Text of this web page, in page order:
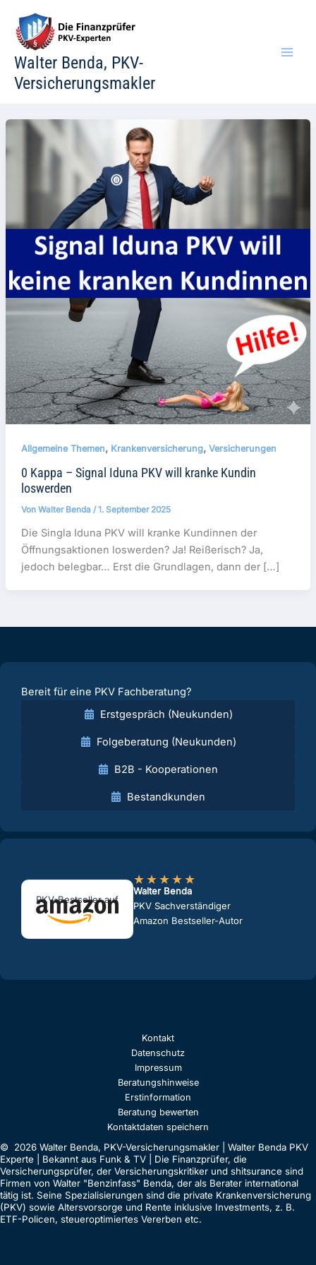
Inhalt
springen
Walter Benda, PKV-
Versicherungsmakler
Allgemeine Themen, Krankenversicherung, Versicherungen
0 Kappa – Signal Iduna PKV will kranke Kundin
loswerden
Von Walter Benda /1. September 2025
Die Singla Iduna PKV will kranke Kundinnen der
Öffnungsaktionen loswerden? Ja! Reißerisch? Ja,
jedoch belegbar… Erst die Grundlagen, dann der […]
Bereit für eine PKV Fachberatung?
Erstgespräch (Neukunden)
Folgeberatung (Neukunden)
B2B - Kooperationen
Bestandkunden
PKV-Bestseller auf
★★★★★
Walter Benda
PKV Sachverständiger
Amazon Bestseller-Autor
Kontakt
Datenschutz
Impressum
Beratungshinweise
Erstinformation
Beratung bewerten
Kontaktdaten speichern
© 2026 Walter Benda, PKV-Versicherungsmakler | Walter Benda PKV
Experte | Bekannt aus Funk & TV | Die Finanzprüfer, die
Versicherungsprüfer, der Versicherungskritiker und shitsurance sind
Firmen von Walter "Benzinfass" Benda, der als Berater international
tätig ist. Seine Spezialisierungen sind die private Krankenversicherung
(PKV) sowie Altersvorsorge und Rente inklusive Investments, z. B.
ETF-Policen, steueroptimiertes Vererben etc.